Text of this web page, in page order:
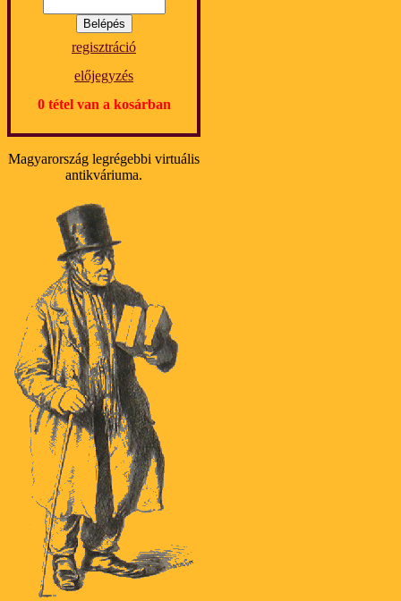
regisztráció
előjegyzés
0 tétel van a kosárban
Magyarország legrégebbi virtuális
antikváriuma.